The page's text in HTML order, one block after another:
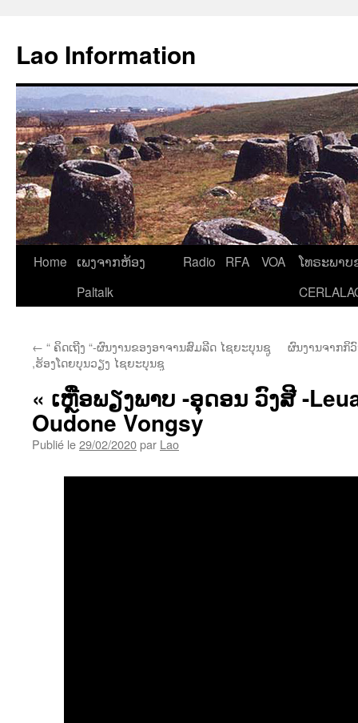
contenu
Lao Information
Home
ເພງຈາກຫ້ອງ
Paltalk
Radio RFA VOA
ໂທຣະພາບ
← “ ຄິດເຖີງ “-ຜົນງານຂອງອາຈານສົມລີດ ໄຊຍະບຸນຊູ
,ຮ້ອງໂດຍບຸນວຽງ ໄຊຍະບຸນຊູ
ຜົນງານຈາກກິວົ
« ເຫຼືອພຽງພາບ -ອຸດອນ ວົງສີ -
Oudone Vongsy
Publié le29/02/2020par Lao